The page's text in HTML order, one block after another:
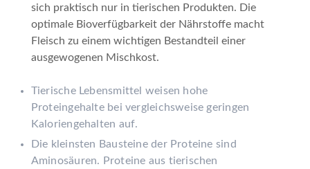
sich praktisch nur in tierischen Produkten. Die
optimale Bioverfügbarkeit der Nährstoffe macht
Fleisch zu einem wichtigen Bestandteil einer
ausgewogenen Mischkost.
Tierische Lebensmittel weisen hohe
Proteingehalte bei vergleichsweise geringen
Kaloriengehalten auf.
Die kleinsten Bausteine der Proteine sind
Aminosäuren. Proteine aus tierischen